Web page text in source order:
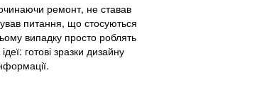
ремонт, не ставав
питання, що стосуються
випадку просто роблять
готові зразки дизайну